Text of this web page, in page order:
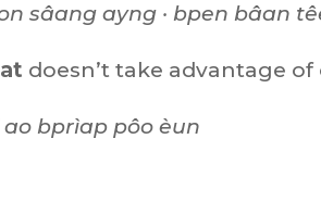
sâang ayng · bpen bâan
doesn’t take advantage
bprìap pôo èun